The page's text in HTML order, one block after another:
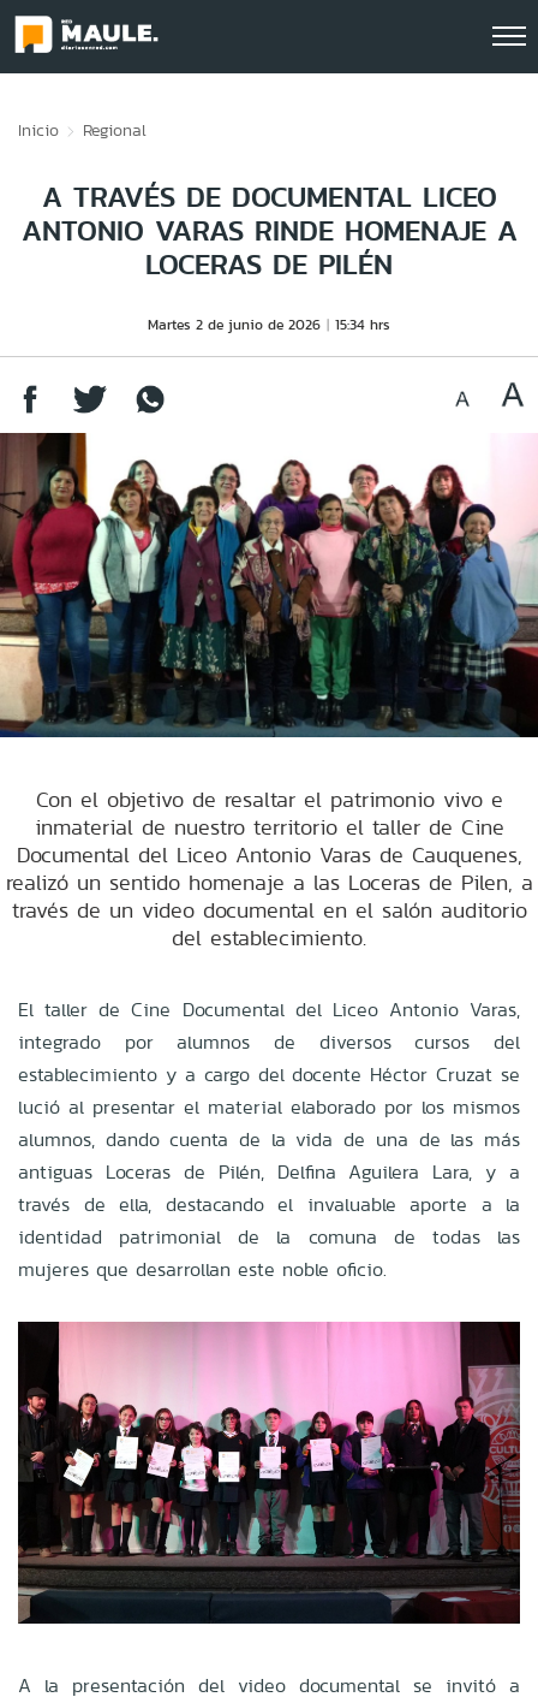
Inicio Regional
A TRAVÉS DE DOCUMENTAL LICEO
ANTONIO VARAS RINDE HOMENAJE A
LOCERAS DE PILÉN
Martes 2 de junio de 2026 15:34 hrs
Con el objetivo de resaltar el patrimonio vivo e
inmaterial de nuestro territorio el taller de Cine
Documental del Liceo Antonio Varas de Cauquenes,
realizó un sentido homenaje a las Loceras de Pilen, a
través de un video documental en el salón auditorio
del establecimiento.
El taller de Cine Documental del Liceo Antonio Varas,
integrado por alumnos de diversos cursos del
establecimiento y a cargo del docente Héctor Cruzat se
lució al presentar el material elaborado por los mismos
alumnos, dando cuenta de la vida de una de las más
antiguas Loceras de Pilén, Delfina Aguilera Lara, y a
través de ella, destacando el invaluable aporte a la
identidad patrimonial de la comuna de todas las
mujeres que desarrollan este noble oficio.
A la presentación del video documental se invitó a